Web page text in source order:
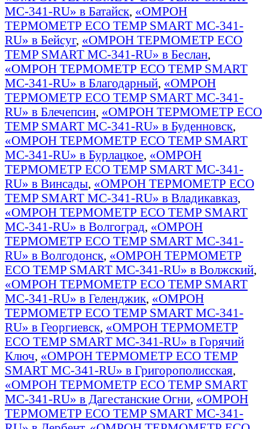
MC-341-RU» в Батайск, «ОМРОН
ТЕРМОМЕТР ECO TEMP SMART MC-341-
RU» в Бейсуг, «ОМРОН ТЕРМОМЕТР ECO
TEMP SMART MC-341-RU» в Беслан,
«ОМРОН ТЕРМОМЕТР ECO TEMP SMART
MC-341-RU» в Благодарный, «ОМРОН
ТЕРМОМЕТР ECO TEMP SMART MC-341-
RU» в Блечепсин, «ОМРОН ТЕРМОМЕТР ECO
TEMP SMART MC-341-RU» в Буденновск,
«ОМРОН ТЕРМОМЕТР ECO TEMP SMART
MC-341-RU» в Бурлацкое, «ОМРОН
ТЕРМОМЕТР ECO TEMP SMART MC-341-
RU» в Винсады, «ОМРОН ТЕРМОМЕТР ECO
TEMP SMART MC-341-RU» в Владикавказ,
«ОМРОН ТЕРМОМЕТР ECO TEMP SMART
MC-341-RU» в Волгоград, «ОМРОН
ТЕРМОМЕТР ECO TEMP SMART MC-341-
RU» в Волгодонск, «ОМРОН ТЕРМОМЕТР
ECO TEMP SMART MC-341-RU» в Волжский,
«ОМРОН ТЕРМОМЕТР ECO TEMP SMART
MC-341-RU» в Геленджик, «ОМРОН
ТЕРМОМЕТР ECO TEMP SMART MC-341-
RU» в Георгиевск, «ОМРОН ТЕРМОМЕТР
ECO TEMP SMART MC-341-RU» в Горячий
Ключ, «ОМРОН ТЕРМОМЕТР ECO TEMP
SMART MC-341-RU» в Григорополисская,
«ОМРОН ТЕРМОМЕТР ECO TEMP SMART
MC-341-RU» в Дагестанские Огни, «ОМРОН
ТЕРМОМЕТР ECO TEMP SMART MC-341-